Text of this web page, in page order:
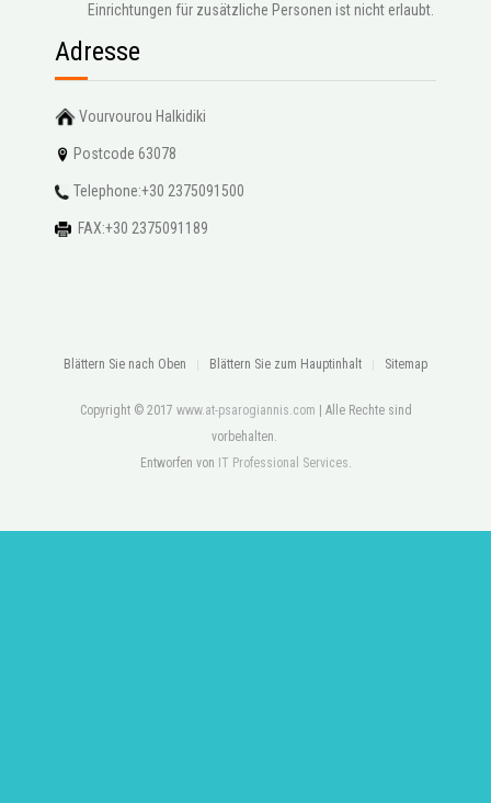
Einrichtungen für zusätzliche Personen ist nicht erlaubt.
Adresse
Vourvourou Halkidiki
Postcode 63078
Telephone:+30 2375091500
FAX:+30 2375091189
Blättern Sie nach Oben Blättern Sie zum Hauptinhalt Sitemap
Copyright © 2017 www.at-psarogiannis.com | Alle Rechte sind
vorbehalten.
Entworfen von IT Professional Services.